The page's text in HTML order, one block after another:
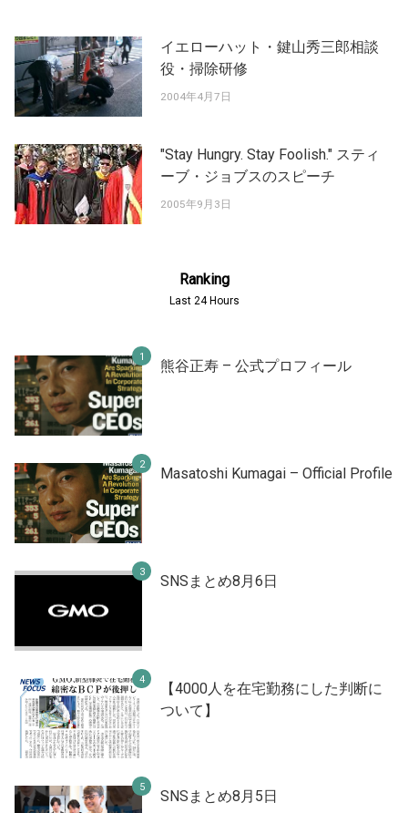
イエローハット・鍵山秀三郎相談
役・掃除研修
2004年4月7日
"Stay Hungry. Stay Foolish." スティ
ーブ・ジョブスのスピーチ
2005年9月3日
Ranking
Last 24 Hours
熊谷正寿 – 公式プロフィール
Masatoshi Kumagai – Official Profile
SNSまとめ8月6日
【4000人を在宅勤務にした判断に
ついて】
SNSまとめ8月5日